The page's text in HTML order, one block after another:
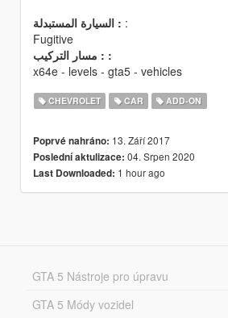
السيارة المستبدلة : :
Fugitive
مسار التركيب : :
x64e - levels - gta5 - vehicles
CHEVROLET CAR ADD-ON
Poprvé nahráno: 13. Září 2017
Poslední aktulizace: 04. Srpen 2020
Last Downloaded: 1 hour ago
GTA 5 Nástroje pro úpravu
GTA 5 Módy vozidel